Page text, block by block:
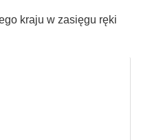
kraju w zasięgu ręki